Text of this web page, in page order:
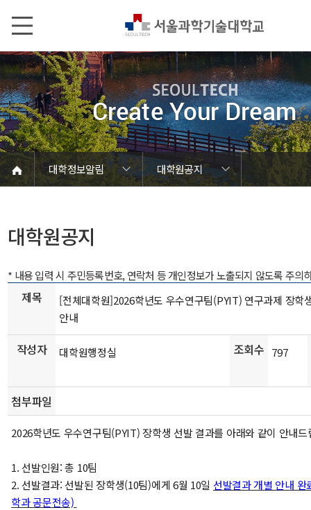
대학정보알림
대학원공지
대학정보알림
정보공개
정보서비스안내
온라인민원센터
청렴행정
갑질신고센터
유실물 센터
SEOULTECH광장
대학공지사항
학사공지
장학공지
대학원공지
취업공지
대학입찰
채용정보
공모/외부행사
등록금심의위원회
코로나바이러스19 대응안내
재정위원회
대학원공지
* 내용 입력 시 주민등록번호, 연락처 등 개인정보가 노출되지 않도록 주의
제목
[전체대학원]2026학년도 우수연구팀(PYIT) 연구과제 장학
안내
작성자 대학원행정실 조회수 797
첨부파일
2026학년도 우수연구팀(PYIT) 장학생 선발 결과를 아래와 같이 안내드
1. 선발인원: 총 10팀
2. 선발결과: 선발된 장학생(10팀)에게 6월 10일 선발결과 개별 안내 완
학과 공문전송)